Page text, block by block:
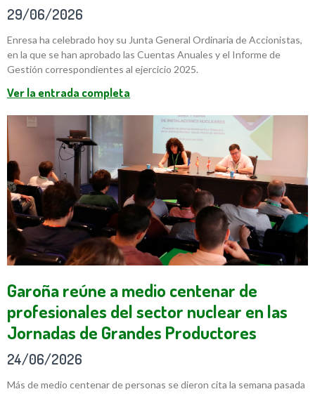
29/06/2026
Enresa ha celebrado hoy su Junta General Ordinaria de Accionistas,
en la que se han aprobado las Cuentas Anuales y el Informe de
Gestión correspondientes al ejercicio 2025.
Ver la entrada completa
Garoña reúne a medio centenar de
profesionales del sector nuclear en las
Jornadas de Grandes Productores
24/06/2026
Más de medio centenar de personas se dieron cita la semana pasada